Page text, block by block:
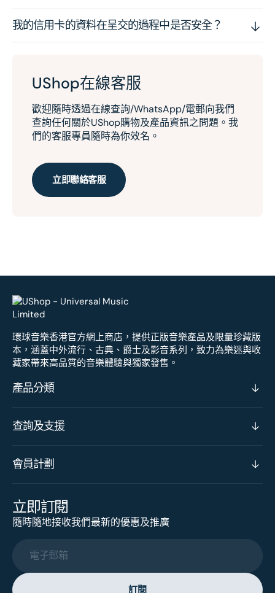
我的信用卡的資料在呈交的過程中是否安全？
UShop在線客服
歡迎隨時透過在線查詢/WhatsApp/電郵向我們
查詢任何關於UShop購物及產品資訊之問題。我
們的客服專員隨時為你效名。
立即聯絡客服
環球音樂香港官方網上商店，提供正版音樂產品及限量珍藏版
本，涵蓋中外流行、古典、爵士及影音系列，致力為樂迷與收
藏家帶來高品質的音樂體驗與獨家發售。
產品分類
查詢及支援
會員計劃
立即訂閱
隨時隨地接收我們最新的優惠及推廣
電子郵箱
訂閱